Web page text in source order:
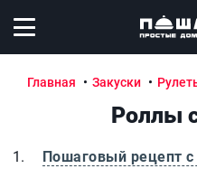
Открыть меню
Главная Закуски
Роллы
Пошаговый рецепт